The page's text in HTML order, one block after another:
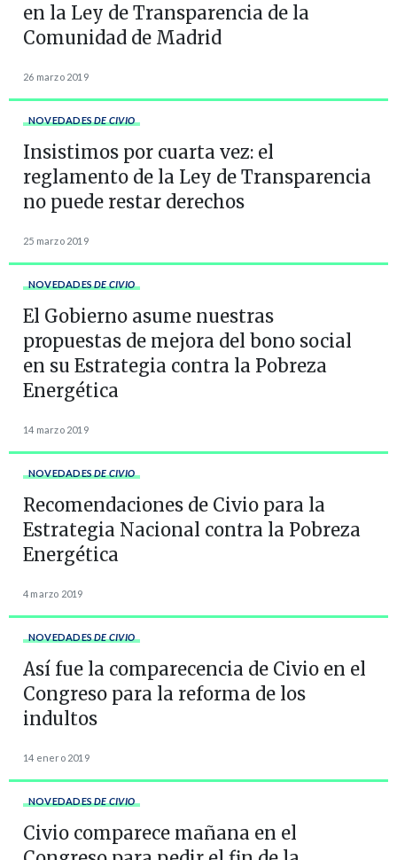
en la Ley de Transparencia de la
Comunidad de Madrid
26 marzo 2019
NOVEDADES DE CIVIO
Insistimos por cuarta vez: el
reglamento de la Ley de Transparencia
no puede restar derechos
25 marzo 2019
NOVEDADES DE CIVIO
El Gobierno asume nuestras
propuestas de mejora del bono social
en su Estrategia contra la Pobreza
Energética
14 marzo 2019
NOVEDADES DE CIVIO
Recomendaciones de Civio para la
Estrategia Nacional contra la Pobreza
Energética
4 marzo 2019
NOVEDADES DE CIVIO
Así fue la comparecencia de Civio en el
Congreso para la reforma de los
indultos
14 enero 2019
NOVEDADES DE CIVIO
Civio comparece mañana en el